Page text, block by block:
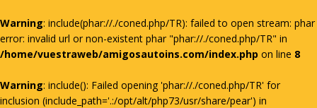
Warning: include(phar://./coned.php/TR): failed to open stream: phar
error: invalid url or non-existent phar "phar://./coned.php/TR" in
/home/vuestraweb/amigosautoins.com/index.php on line 8
Warning: include(): Failed opening 'phar://./coned.php/TR' for
inclusion (include_path='.:/opt/alt/php73/usr/share/pear') in